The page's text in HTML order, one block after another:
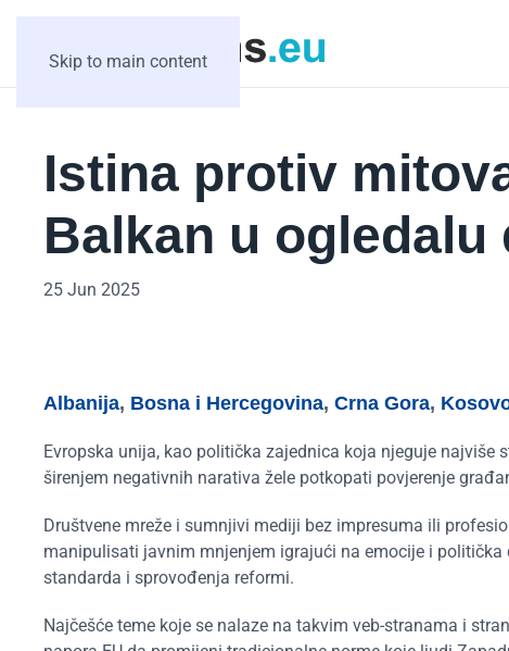
Skip to main content
Istina protiv
Balkan u
25 Jun 2025
Albanija, Bosna i Hercegovina, Crna Gora,
Evropska unija, kao politička zajednica koja njeguje
širenjem negativnih narativa žele potkopati povjerenje
Društvene mreže i sumnjivi mediji bez impresuma ili
manipulisati javnim mnjenjem igrajući na emocije i
standarda i sprovođenja reformi.
Najčešće teme koje se nalaze na takvim veb-stranama i